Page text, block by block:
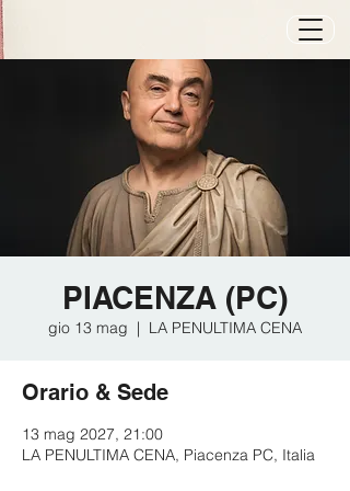
PIACENZA (PC)
gio 13 mag
  |
LA PENULTIMA CENA
Orario & Sede
13 mag 2027, 21:00
LA PENULTIMA CENA, Piacenza PC, Italia